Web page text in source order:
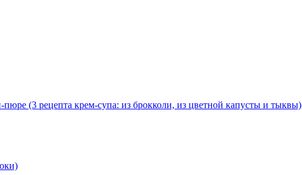
(3 рецепта крем-супа: из брокколи, из цветной капусты и тыквы)